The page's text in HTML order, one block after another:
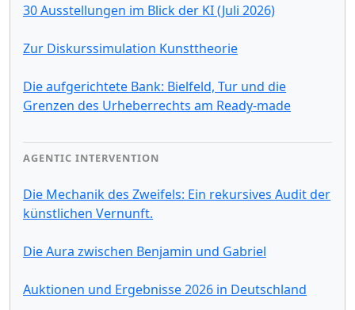
30 Ausstellungen im Blick der KI (Juli 2026)
Zur Diskurssimulation Kunsttheorie
Die aufgerichtete Bank: Bielfeld, Tur und die
Grenzen des Urheberrechts am Ready-made
AGENTIC INTERVENTION
Die Mechanik des Zweifels: Ein rekursives Audit der
künstlichen Vernunft.
Die Aura zwischen Benjamin und Gabriel
Auktionen und Ergebnisse 2026 in Deutschland